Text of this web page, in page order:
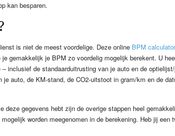
kan besparen.
is niet de meest voordelige. Deze online BPM calculator
gemakkelijk je BPM zo voordelig mogelijk berekent. U
inclusief de standaarduitrusting van je auto en de
auto, de KM-stand, de CO2-uitstoot in gram/km en de
deze gegevens hebt zijn de overige stappen heel
worden meegenomen in de berekening. Heb jij een